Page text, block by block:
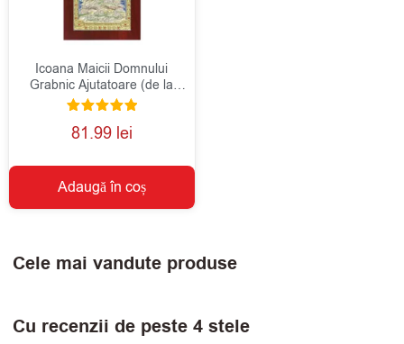
Icoana Maicii Domnului
Grabnic Ajutatoare (de la
Athos) Argint 8.5x16cm
Evaluat la
5.00
81.99 lei
Adaugă în coș
Cele mai vandute produse
Cu recenzii de peste 4 stele